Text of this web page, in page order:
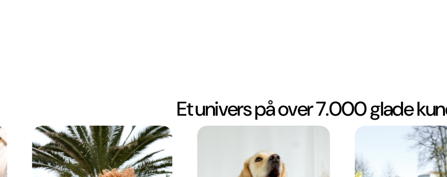
Et univers på over 7.000 glade